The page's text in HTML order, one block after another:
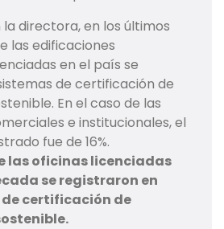
directora, en los últimos
las edificaciones
en el país se
de certificación de
En el caso de las
e institucionales, el
fue de 16%.
las oficinas licenciadas
se registraron en
certificación de